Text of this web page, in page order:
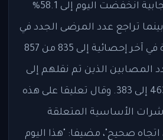
أن نسبة النتائج الإيجابية انخفضت اليوم إلى 58.1%
بينما تراجع عدد المرضى الجدد في
غرف العناية المركزة في آخر إحصائية إلى 835 من 857
المصابين الذين تم نقلهم إلى
المستشفيات من 463 إلى 383. وقال تعليقا على هذه
الأساسية المتعلقة
صحيح"، مضيفا: "هذا اليوم